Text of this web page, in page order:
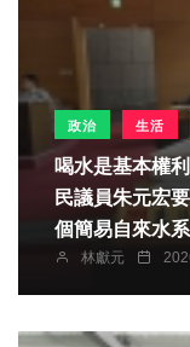
政治 生活
喝水是基本權利 不該有城鄉差距！國民黨台中市原
民議員朱元宏
個簡易自來水
林獻元